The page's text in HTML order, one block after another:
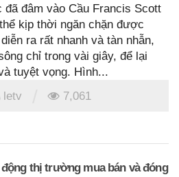
đã đâm vào Cầu Francis Scott
kịp thời ngăn chặn được
ra rất nhanh và tàn nhẫn,
chỉ trong vài giây, để lại
tuyệt vọng. Hình...
letv 7,061
thị trường mua bán và đóng